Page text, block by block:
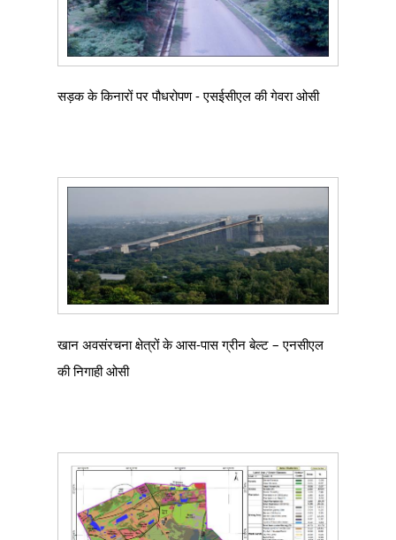
सड़क के किनारों पर पौधरोपण - एसईसीएल की गेवरा ओसी
खान अवसंरचना क्षेत्रों के आस-पास ग्रीन बेल्ट – एनसीएल
की निगाही ओसी